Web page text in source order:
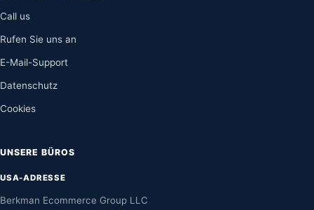
Call us
Rufen Sie uns an
E-Mail-Support
Datenschutz
Cookies
UNSERE BÜROS
USA-ADRESSE
Berkman Ecommerce Group LLC